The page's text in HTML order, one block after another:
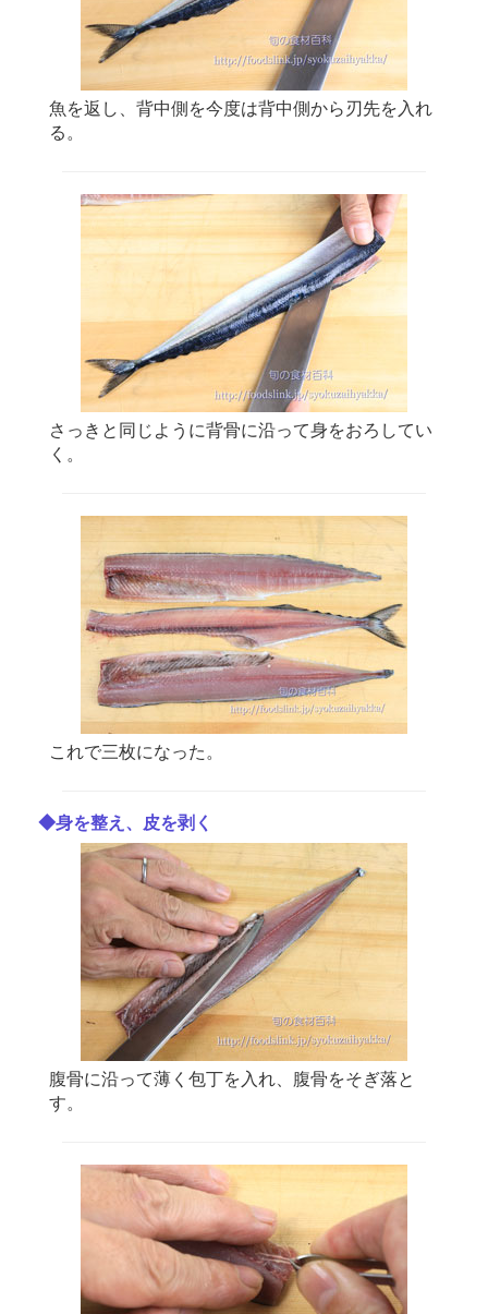
魚を返し、背中側を今度は背中側から刃先を入れ
る。
さっきと同じように背骨に沿って身をおろしてい
く。
これで三枚になった。
◆身を整え、皮を剥く
腹骨に沿って薄く包丁を入れ、腹骨をそぎ落と
す。